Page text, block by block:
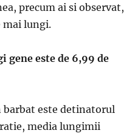
precum ai si observat,
mai lungi.
gene este de 6,99 de
barbat este detinatorul
media lungimii